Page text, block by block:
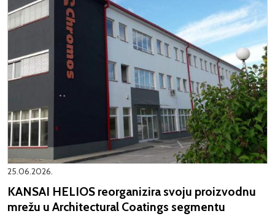
25.06.2026.
KANSAI HELIOS reorganizira svoju proizvodnu
mrežu u Architectural Coatings segmentu